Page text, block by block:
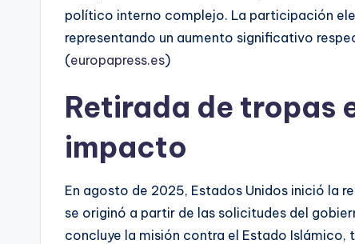
político interno complejo. La participación
representando un aumento significativo
(europapress.es)
Retirada de tropas
impacto
En agosto de 2025, Estados Unidos inició la
se originó a partir de las solicitudes del
concluye la misión contra el Estado